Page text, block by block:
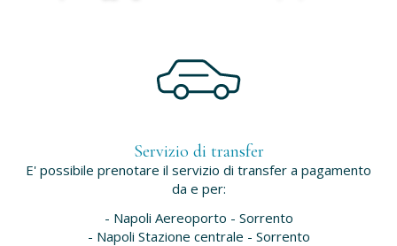
Servizio di transfer
E' possibile prenotare il servizio di transfer a pagamento
da e per:
- Napoli Aereoporto - Sorrento
- Napoli Stazione centrale - Sorrento